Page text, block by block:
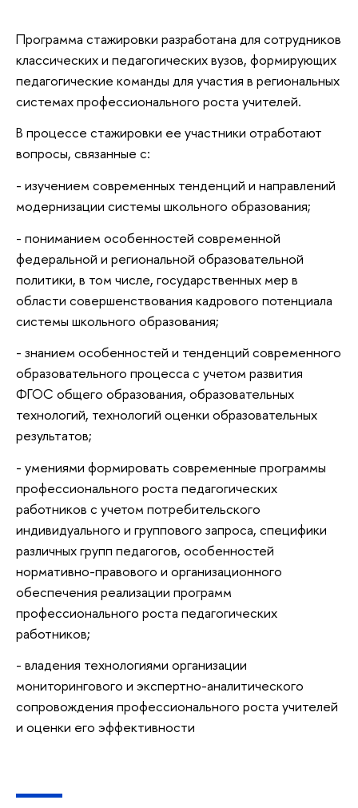
Программа стажировки разработана для сотрудников
классических и педагогических вузов, формирующих
педагогические команды для участия в региональных
системах профессионального роста учителей.
В процессе стажировки ее участники отработают
вопросы, связанные с:
- изучением современных тенденций и направлений
модернизации системы школьного образования;
- пониманием особенностей современной
федеральной и региональной образовательной
политики, в том числе, государственных мер в
области совершенствования кадрового потенциала
системы школьного образования;
- знанием особенностей и тенденций современного
образовательного процесса с учетом развития
ФГОС общего образования, образовательных
технологий, технологий оценки образовательных
результатов;
- умениями формировать современные программы
профессионального роста педагогических
работников с учетом потребительского
индивидуального и группового запроса, специфики
различных групп педагогов, особенностей
нормативно-правового и организационного
обеспечения реализации программ
профессионального роста педагогических
работников;
- владения технологиями организации
мониторингового и экспертно-аналитического
сопровождения профессионального роста учителей
и оценки его эффективности